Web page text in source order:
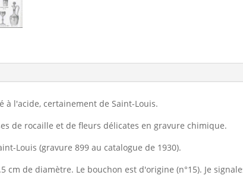
à l'acide, certainement de Saint-Louis.
de rocaille et de fleurs délicates en gravure chimique.
Louis (gravure 899 au catalogue de 1930).
cm de diamètre. Le bouchon est d'origine (n°15). Je